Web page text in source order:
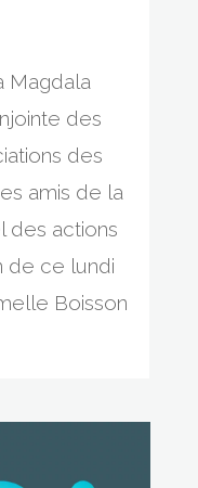
Magdala
des
des
amis de la
des actions
de ce lundi
Boisson